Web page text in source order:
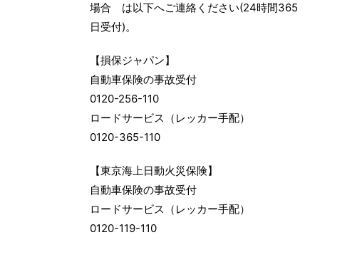
場合 は以下へご連絡ください(24時間365
日受付)。
【損保ジャパン】
自動車保険の事故受付
0120-256-110
ロードサービス（レッカー手配）
0120-365-110
【東京海上日動火災保険】
自動車保険の事故受付
ロードサービス（レッカー手配）
0120-119-110